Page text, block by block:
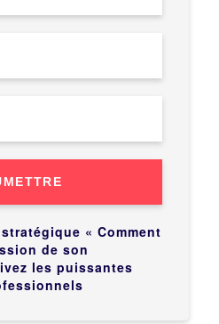
« Comment
de son
les puissantes